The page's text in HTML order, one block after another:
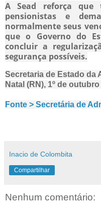
A Sead reforça que
pensionistas e
normalmente seus
que o Governo do
concluir a
segurança possíveis.
Secretaria de Estado da
Natal (RN), 1º de
Fonte > Secretária de
Inacio de Colombita
Compartilhar
Nenhum comentário: